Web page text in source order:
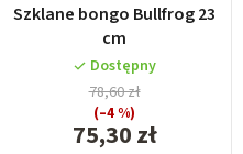
Szklane bongo Bullfrog 23
cm
Dostępny
75,30 zł
78,60 zł
(–4 %)